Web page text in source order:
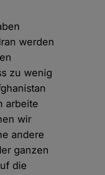
werden
zu wenig
arbeite
wir
andere
ganzen
die